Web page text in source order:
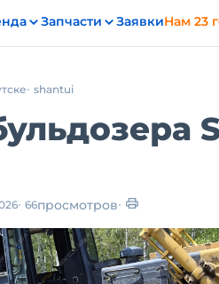
Запчасти ЗаявкиНам 23
shantui
66просмотров